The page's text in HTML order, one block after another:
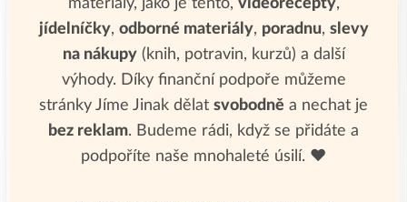
materiály, jako je tento, videorecepty,
jídelníčky, odborné materiály, poradnu, slevy
na nákupy(knih, potravin, kurzů) a další
výhody. Díky finanční podpoře můžeme
stránky Jíme Jinak dělat svobodně a nechat je
bez reklam. Budeme rádi, když se přidáte a
podpoříte naše mnohaleté úsilí. ❤